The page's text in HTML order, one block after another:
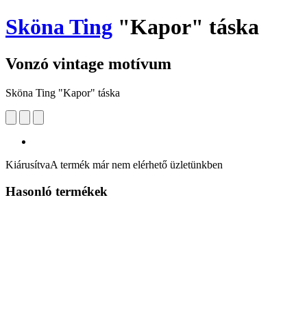
Sköna Ting "Kapor" táska
Vonzó vintage motívum
Sköna Ting "Kapor" táska
KiárusítvaA termék már nem elérhető üzletünkben
Hasonló termékek